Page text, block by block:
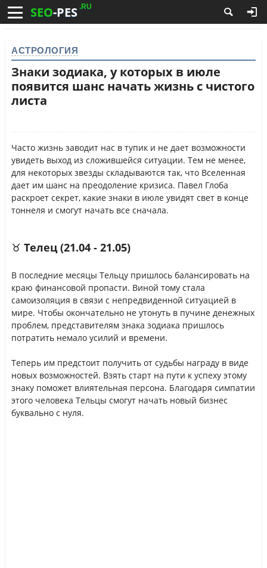
SEO-PES .RU
АСТРОЛОГИЯ
Знаки зодиака, у которых в июле
появится шанс начать жизнь с чистого
листа
Часто жизнь заводит нас в тупик и не дает возможности
увидеть выход из сложившейся ситуации. Тем не менее,
для некоторых звезды складываются так, что Вселенная
дает им шанс на преодоление кризиса. Павел Глоба
раскроет секрет, какие знаки в июле увидят свет в конце
тоннеля и смогут начать все сначала.
♉ Телец (21.04 - 21.05)
В последние месяцы Тельцу пришлось балансировать на
краю финансовой пропасти. Виной тому стала
самоизоляция в связи с непредвиденной ситуацией в
мире. Чтобы окончательно не утонуть в пучине денежных
проблем, представителям знака зодиака пришлось
потратить немало усилий и времени.
Теперь им предстоит получить от судьбы награду в виде
новых возможностей. Взять старт на пути к успеху этому
знаку поможет влиятельная персона. Благодаря симпатии
этого человека Тельцы смогут начать новый бизнес
буквально с нуля.